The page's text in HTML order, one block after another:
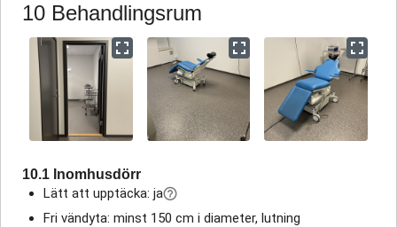
10 Behandlingsrum
10.1 Inomhusdörr
Lätt att upptäcka: ja
Fri vändyta: minst 150 cm i diameter, lutning